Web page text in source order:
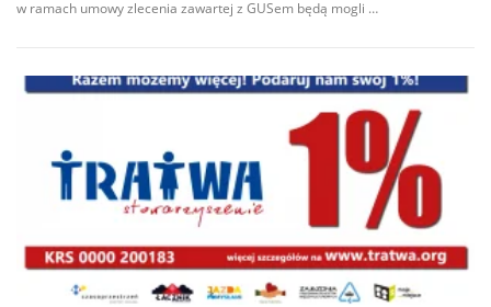
w ramach umowy zlecenia zawartej z GUSem będą mogli …